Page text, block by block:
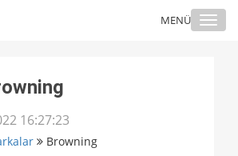
MENÜ
16:27:23
Browning